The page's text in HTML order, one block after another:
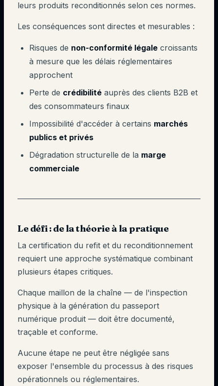
leurs produits reconditionnés selon ces normes.
Les conséquences sont directes et mesurables :
Risques de non-conformité légale croissants
à mesure que les délais réglementaires
approchent
Perte de crédibilité auprès des clients B2B et
des consommateurs finaux
Impossibilité d'accéder à certains marchés
publics et privés
Dégradation structurelle de la marge
commerciale
Le défi : de la théorie à la pratique
La certification du refit et du reconditionnement
requiert une approche systématique combinant
plusieurs étapes critiques.
Chaque maillon de la chaîne — de l'inspection
physique à la génération du passeport
numérique produit — doit être documenté,
traçable et conforme.
Aucune étape ne peut être négligée sans
exposer l'ensemble du processus à des risques
opérationnels ou réglementaires.